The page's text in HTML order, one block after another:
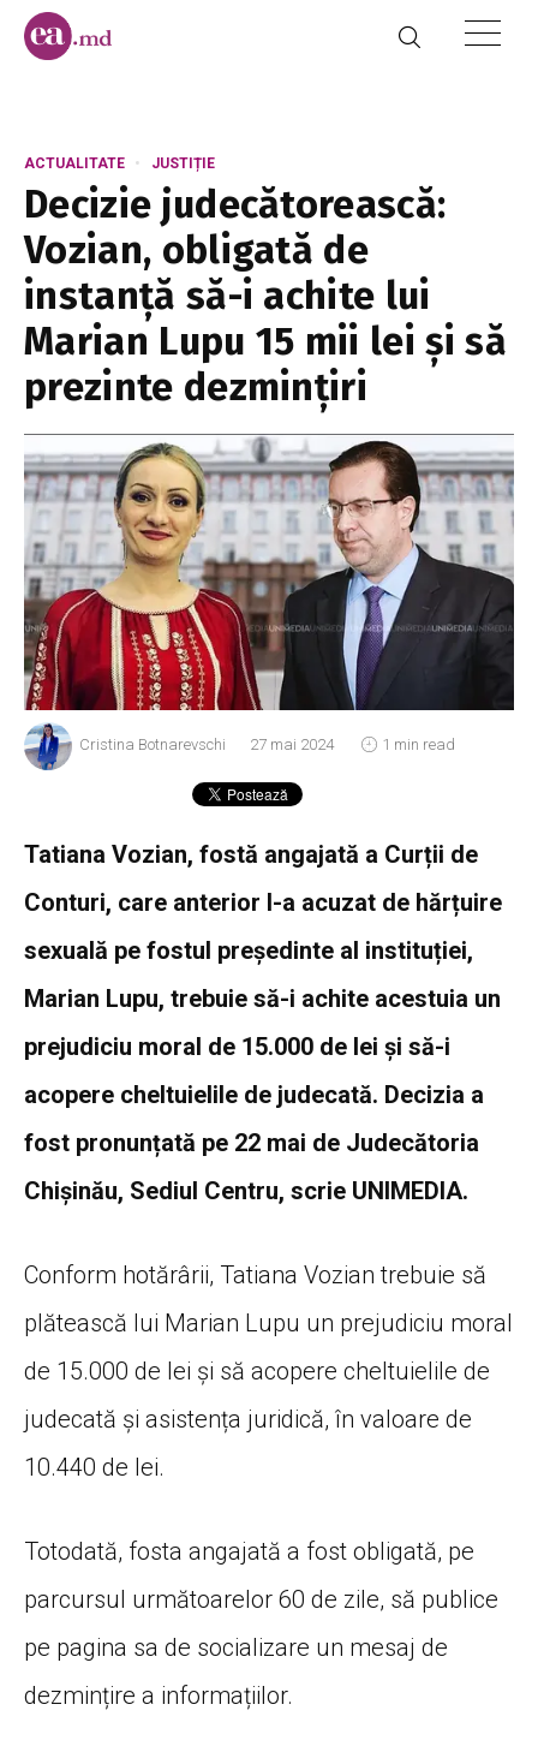
ACTUALITATE JUSTIȚIE
Decizie judecătorească:
Vozian, obligată de
instanță să-i achite lui
Marian Lupu 15 mii lei și să
prezinte dezmințiri
Cristina Botnarevschi 27 mai 2024 1 min read
Tatiana Vozian, fostă angajată a Curții de
Conturi, care anterior l-a acuzat de hărțuire
sexuală pe fostul președinte al instituției,
Marian Lupu, trebuie să-i achite acestuia un
prejudiciu moral de 15.000 de lei și să-i
acopere cheltuielile de judecată. Decizia a
fost pronunțată pe 22 mai de Judecătoria
Chișinău, Sediul Centru, scrie UNIMEDIA.
Conform hotărârii, Tatiana Vozian trebuie să
plătească lui Marian Lupu un prejudiciu moral
de 15.000 de lei și să acopere cheltuielile de
judecată și asistența juridică, în valoare de
10.440 de lei.
Totodată, fosta angajată a fost obligată, pe
parcursul următoarelor 60 de zile, să publice
pe pagina sa de socializare un mesaj de
dezmințire a informațiilor.